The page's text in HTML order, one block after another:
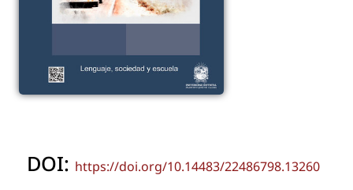
DOI: https://doi.org/10.14483/22486798.13260